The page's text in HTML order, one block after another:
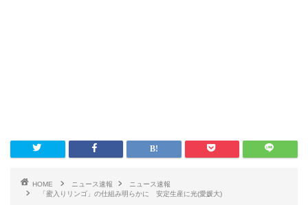
HOME ニュース速報
ニュース速報
「蜜入りリンゴ」の仕組み明らかに 安定生産に光(愛媛大)